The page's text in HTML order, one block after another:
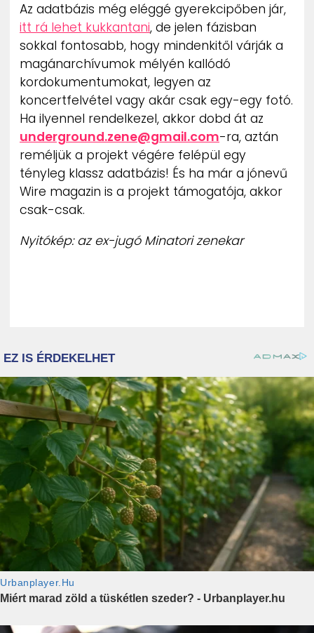
Az adatbázis még eléggé gyerekcipőben jár,
itt rá lehet kukkantani, de jelen fázisban
sokkal fontosabb, hogy mindenkitől várják a
magánarchívumok mélyén kallódó
kordokumentumokat, legyen az
koncertfelvétel vagy akár csak egy-egy fotó.
Ha ilyennel rendelkezel, akkor dobd át az
underground.zene@gmail.com-ra, aztán
reméljük a projekt végére felépül egy
tényleg klassz adatbázis! És ha már a jónevű
Wire magazin is a projekt támogatója, akkor
csak-csak.
Nyitókép: az ex-jugó Minatori zenekar